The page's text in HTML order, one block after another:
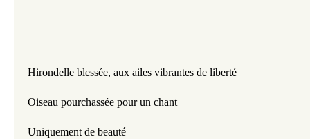
Hirondelle blessée, aux ailes vibrantes de liberté
Oiseau pourchassée pour un chant
Uniquement de beauté